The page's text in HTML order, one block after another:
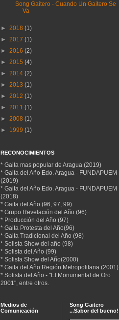
Song Gaitero - Cuando Un Gaitero Se
Va
► 2018 (1)
► 2017 (1)
► 2016 (2)
► 2015 (4)
► 2014 (2)
► 2013 (1)
► 2012 (1)
► 2011 (1)
► 2008 (1)
► 1999 (1)
RECONOCIMIENTOS
* Gaita mas popular de Aragua (2019)
* Gaita del Año Edo. Aragua - FUNDAPUEM
(2019)
* Gaita del Año Edo. Aragua - FUNDAPUEM
(2018)
* Gaita del Año (96, 97, 99)
* Grupo Revelación del Año (96)
* Producción del Año (97)
* Gaita Protesta del Año(96)
* Gaita Tradicional del Año (98)
* Solista Show del año (98)
* Solista del Año (99)
* Solista Show del Año(2000)
* Gaita del Año Región Metropolitana (2001)
* Solista del Año - "El Monumental de Oro
2001", entre otros.
Medios de
Comunicación
Song Gaitero
...Sabor del bueno!